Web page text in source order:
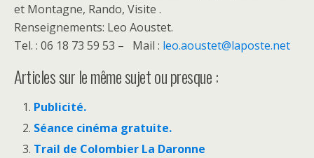
et Montagne, Rando, Visite .
Renseignements: Leo Aoustet.
Tel. : 06 18 73 59 53 – Mail : leo.aoustet@laposte.net
Articles sur le même sujet ou presque :
Publicité.
Séance cinéma gratuite.
Trail de Colombier La Daronne